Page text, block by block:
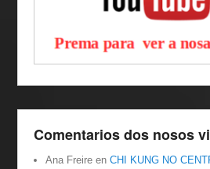
Comentarios dos nosos
Ana Freire enCHI KUNG NO